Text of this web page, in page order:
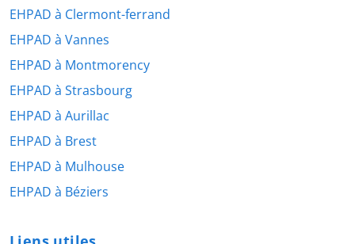
EHPAD à Clermont-ferrand
EHPAD à Vannes
EHPAD à Montmorency
EHPAD à Strasbourg
EHPAD à Aurillac
EHPAD à Brest
EHPAD à Mulhouse
EHPAD à Béziers